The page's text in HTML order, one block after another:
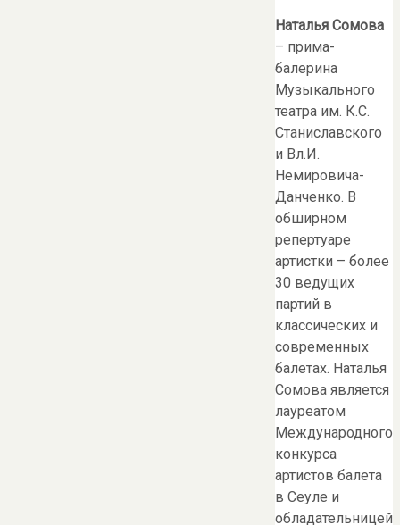
Наталья Сомова
– прима-
балерина
Музыкального
театра им. К.С.
Станиславского
и Вл.И.
Немировича-
Данченко. В
обширном
репертуаре
артистки – более
30 ведущих
партий в
классических и
современных
балетах. Наталья
Сомова является
лауреатом
Международного
конкурса
артистов балета
в Сеуле и
обладательницей